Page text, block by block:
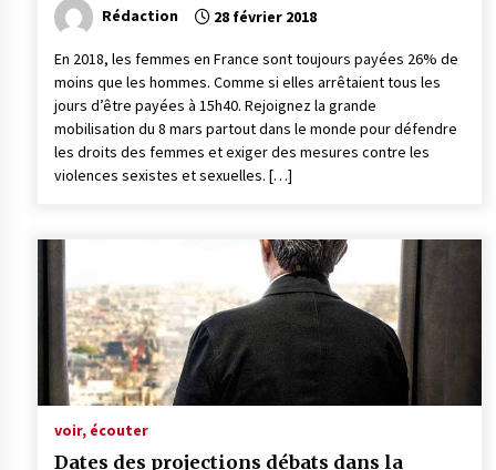
Rédaction 28 février 2018
En 2018, les femmes en France sont toujours payées 26% de
moins que les hommes. Comme si elles arrêtaient tous les
jours d’être payées à 15h40. Rejoignez la grande
mobilisation du 8 mars partout dans le monde pour défendre
les droits des femmes et exiger des mesures contre les
violences sexistes et sexuelles. […]
voir, écouter
Dates des projections débats dans la